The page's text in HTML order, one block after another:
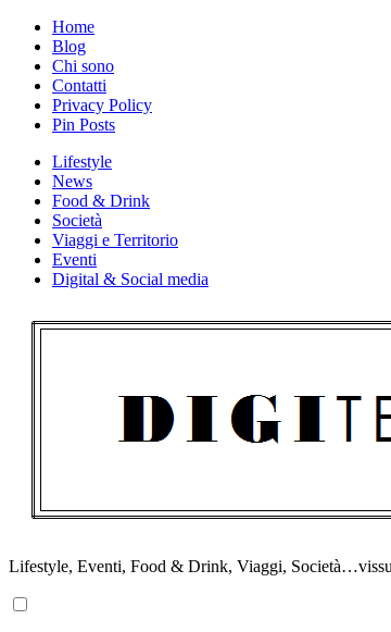
Skip
content
Home
Blog
Chi sono
Contatti
Privacy Policy
Pin Posts
Lifestyle
News
Food & Drink
Società
Viaggi e Territorio
Eventi
Digital & Social media
Lifestyle, Eventi, Food & Drink, Viaggi,